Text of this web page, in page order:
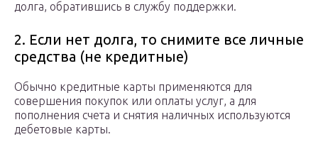
долга, обратившись в службу поддержки.
2. Если нет долга, то снимите все личные
средства (не кредитные)
Обычно кредитные карты применяются для
совершения покупок или оплаты услуг, а для
пополнения счета и снятия наличных используются
дебетовые карты.